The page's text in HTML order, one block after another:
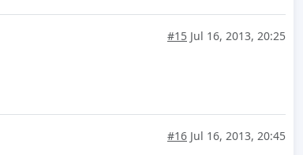
#15 Jul 16, 2013, 20:25
#16 Jul 16, 2013, 20:45